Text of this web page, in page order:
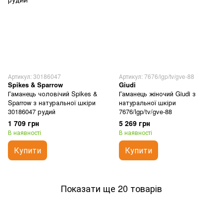
Артикул: 30186047
Spikes & Sparrow
Гаманець чоловічий Spikes &
Sparrow з натуральної шкіри
30186047 рудий
1 709 грн
В наявності
Купити
Артикул: 7676/lgp/tv/gve-88
Giudi
Гаманець жіночий Giudi з
натуральної шкіри
7676/lgp/tv/gve-88
5 269 грн
В наявності
Купити
Показати ще 20 товарів